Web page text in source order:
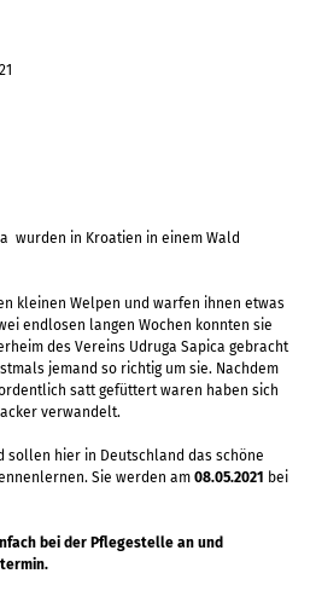
wurden in Kroatien in einem Wald
kleinen Welpen und warfen ihnen etwas
endlosen langen Wochen konnten sie
des Vereins Udruga Sapica gebracht
jemand so richtig um sie. Nachdem
satt gefüttert waren haben sich
verwandelt.
sollen hier in Deutschland das schöne
Sie werden am 08.05.2021 bei
bei der Pflegestelle an und